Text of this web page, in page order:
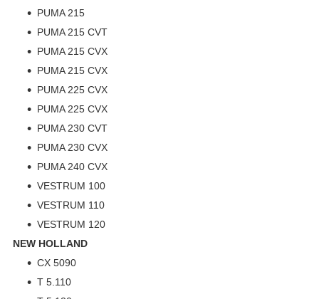
PUMA 215
PUMA 215 CVT
PUMA 215 CVX
PUMA 215 CVX
PUMA 225 CVX
PUMA 225 CVX
PUMA 230 CVT
PUMA 230 CVX
PUMA 240 CVX
VESTRUM 100
VESTRUM 110
VESTRUM 120
NEW HOLLAND
CX 5090
T 5.110